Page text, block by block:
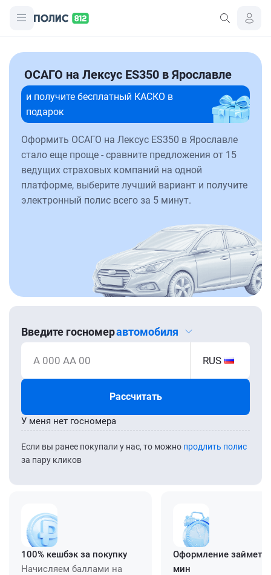
ОСАГО на Лексус ES350 в Ярославле
и получите бесплатный КАСКО в
подарок
Оформить ОСАГО на Лексус ES350 в Ярославле
стало еще проще - сравните предложения от 15
ведущих страховых компаний на одной
платформе, выберите лучший вариант и получите
электронный полис всего за 5 минут.
Введите госномеравтомобиля
А 000 АА 00 RUS
Рассчитать
Если вы ранее покупали у нас, то можно продлить полис
за пару кликов
У меня нет госномера
100% кешбэк за покупку
Начисляем баллами на
Оформление займет
мин